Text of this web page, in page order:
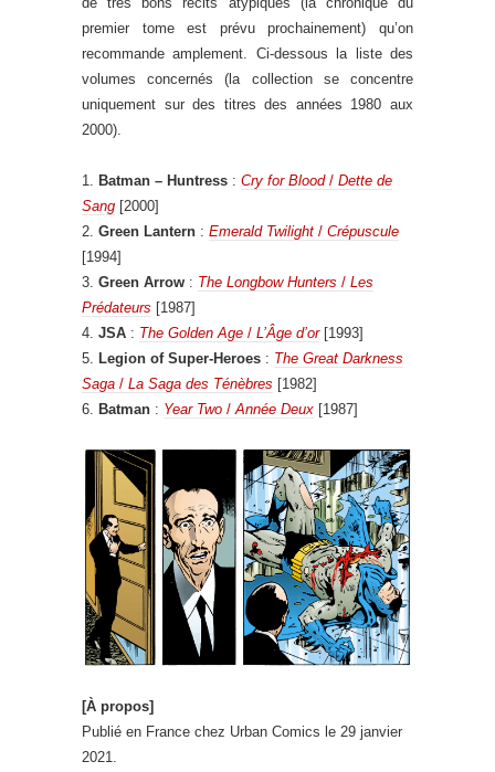
premier tome est prévu prochainement) qu’on
recommande amplement. Ci-dessous la liste des
volumes concernés (la collection se concentre
uniquement sur des titres des années 1980 aux
2000).
1. Batman – Huntress : Cry for Blood/ Dette de
Sang [2000]
2. Green Lantern : Emerald Twilight / Crépuscule
[1994]
3. Green Arrow : The Longbow Hunters / Les
Prédateurs [1987]
4. JSA : The Golden Age / L’Âge d’or[1993]
5. Legion of Super-Heroes : The Great Darkness
Saga / La Saga des Ténèbres [1982]
6. Batman : Year Two / Année Deux [1987]
[À propos]
Publié en France chez Urban Comics le 29 janvier
2021.